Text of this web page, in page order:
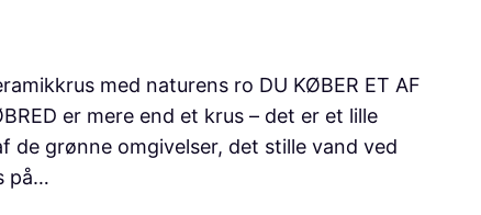
med naturens ro DU KØBER ET AF
er mere end et krus – det er et lille
de grønne omgivelser, det stille vand ved
på…